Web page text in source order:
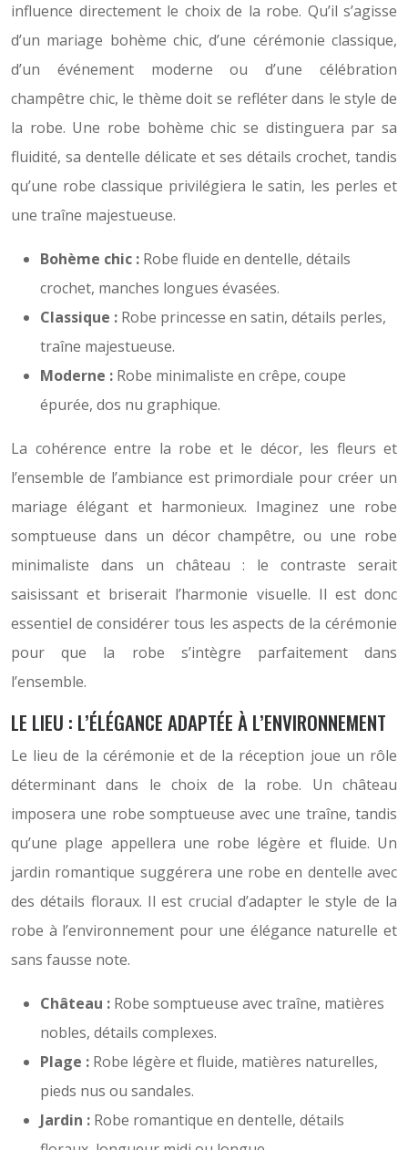
influence directement le choix de la robe. Qu’il s’agisse
d’un mariage bohème chic, d’une cérémonie classique,
d’un événement moderne ou d’une célébration
champêtre chic, le thème doit se refléter dans le style de
la robe. Une robe bohème chic se distinguera par sa
fluidité, sa dentelle délicate et ses détails crochet, tandis
qu’une robe classique privilégiera le satin, les perles et
une traîne majestueuse.
Bohème chic : Robe fluide en dentelle, détails
crochet, manches longues évasées.
Classique : Robe princesse en satin, détails perles,
traîne majestueuse.
Moderne : Robe minimaliste en crêpe, coupe
épurée, dos nu graphique.
La cohérence entre la robe et le décor, les fleurs et
l’ensemble de l’ambiance est primordiale pour créer un
mariage élégant et harmonieux. Imaginez une robe
somptueuse dans un décor champêtre, ou une robe
minimaliste dans un château : le contraste serait
saisissant et briserait l’harmonie visuelle. Il est donc
essentiel de considérer tous les aspects de la cérémonie
pour que la robe s’intègre parfaitement dans
l’ensemble.
LE LIEU : L’ÉLÉGANCE ADAPTÉE À L’ENVIRONNEMENT
Le lieu de la cérémonie et de la réception joue un rôle
déterminant dans le choix de la robe. Un château
imposera une robe somptueuse avec une traîne, tandis
qu’une plage appellera une robe légère et fluide. Un
jardin romantique suggérera une robe en dentelle avec
des détails floraux. Il est crucial d’adapter le style de la
robe à l’environnement pour une élégance naturelle et
sans fausse note.
Château : Robe somptueuse avec traîne, matières
nobles, détails complexes.
Plage : Robe légère et fluide, matières naturelles,
pieds nus ou sandales.
Jardin : Robe romantique en dentelle, détails